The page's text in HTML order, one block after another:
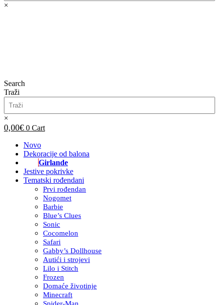
×
Search
Traži
×
0,00€ 0 Cart
Novo
Dekoracije od balona
Girlande
Jestive pokrivke
Tematski rođendani
Prvi rođendan
Nogomet
Barbie
Blue’s Clues
Sonic
Cocomelon
Safari
Gabby’s Dollhouse
Autići i strojevi
Lilo i Stitch
Frozen
Domaće životinje
Minecraft
Spider-Man